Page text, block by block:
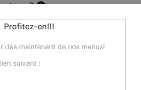
x6
cl
Profitez-en!!!
dès maintenant de nos menus!
suivant :